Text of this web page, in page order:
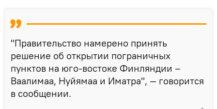
"Правительство намерено принять
решение об открытии пограничных
пунктов на юго-востоке Финляндии –
Ваалимаа, Нуйямаа и Иматра", — говорится
в сообщении.